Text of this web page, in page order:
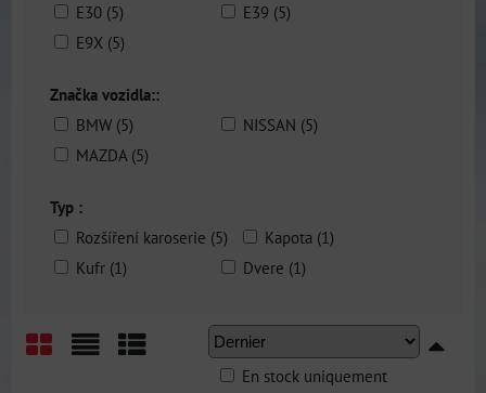
E30 (5)
E39 (5)
E9X (5)
Značka vozidla::
BMW (5)
NISSAN (5)
MAZDA (5)
Typ :
Rozšíření karoserie (5)
Kapota (1)
Kufr (1)
Dvere (1)
En stock uniquement